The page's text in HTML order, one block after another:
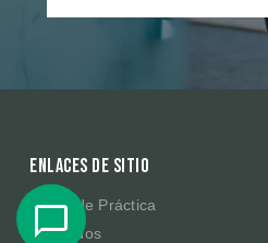
Enlaces de sitio
Áreas de Práctica
Abogados